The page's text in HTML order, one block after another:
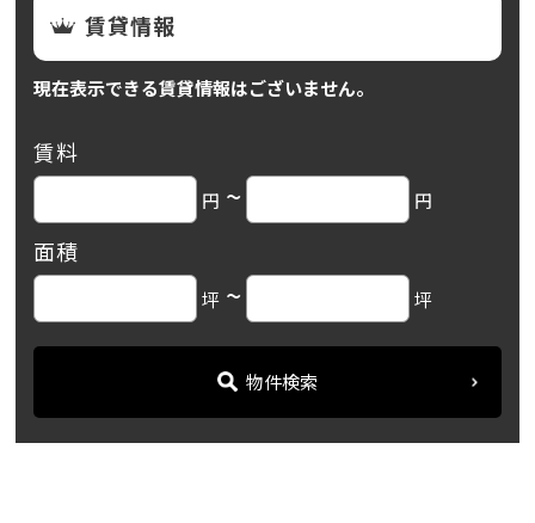
賃貸情報
現在表示できる賃貸情報はございません。
賃料
円 ~ 円
面積
坪 ~ 坪
物件検索